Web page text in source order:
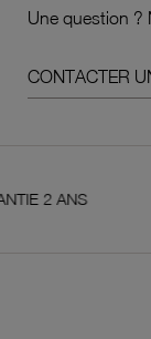
Une question ?
CONTACTER